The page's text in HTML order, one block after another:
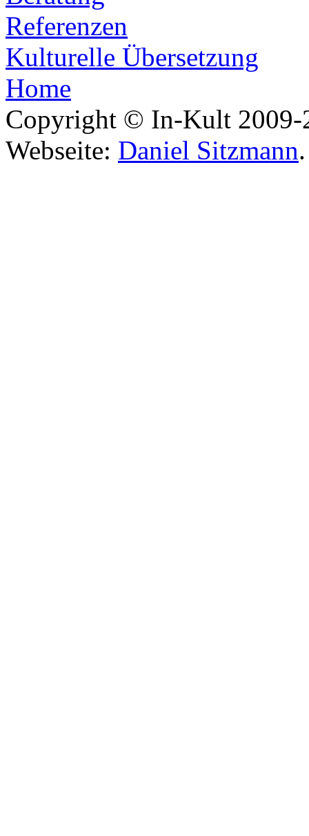
Referenzen
Kulturelle Übersetzung
Home
Copyright © In-Kult 2009-
Webseite: Daniel Sitzmann